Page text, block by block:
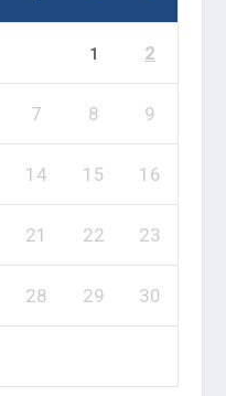
1 2
7 8 9
14 15 16
21 22 23
28 29 30